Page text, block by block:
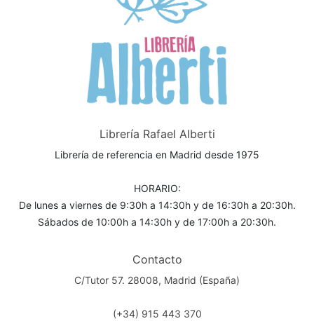
Librería Rafael Alberti
Librería de referencia en Madrid desde 1975
HORARIO:
De lunes a viernes de 9:30h a 14:30h y de 16:30h a 20:30h.
Sábados de 10:00h a 14:30h y de 17:00h a 20:30h.
Contacto
C/Tutor 57. 28008, Madrid (España)
(+34) 915 443 370